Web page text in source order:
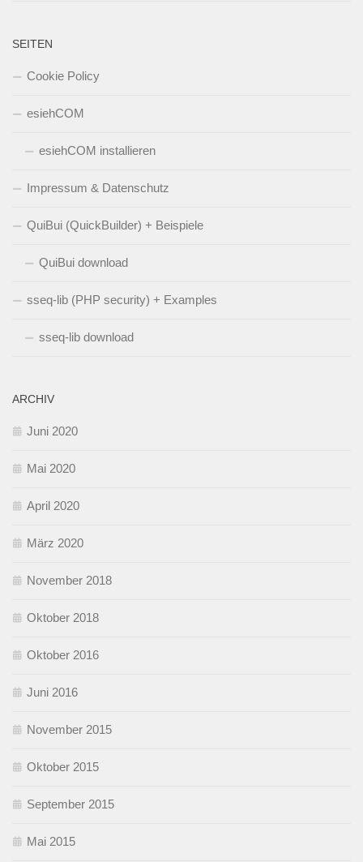
SEITEN
Cookie Policy
esiehCOM
esiehCOM installieren
Impressum & Datenschutz
QuiBui (QuickBuilder) + Beispiele
QuiBui download
sseq-lib (PHP security) + Examples
sseq-lib download
ARCHIV
Juni 2020
Mai 2020
April 2020
März 2020
November 2018
Oktober 2018
Oktober 2016
Juni 2016
November 2015
Oktober 2015
September 2015
Mai 2015